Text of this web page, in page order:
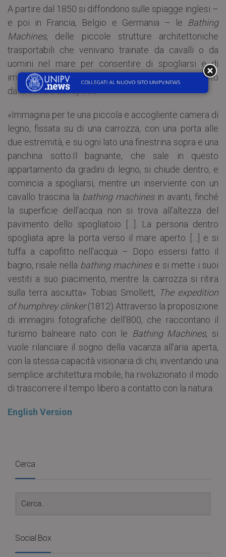
A partire dal 1850 si diffondono sulle spiagge inglesi –
e poi in Francia, Belgio e Germania – le Bathing
Machines, delle piccole strutture architettoniche
trasportabili che venivano trainate da cavalli o da
uomini nel mare per consentire di spogliarsi e di
immergersi in acqua rispettando il pudore richiesto
dalla cultura dell’epoca.
«Immagina per te una piccola e accogliente camera di
legno, fissata su di una carrozza, con una porta alle
due estremità, e su ogni lato una finestrina sopra e una
panchina sotto.Il bagnante, che sale in questo
appartamento da gradini di legno, si chiude dentro, e
comincia a spogliarsi, mentre un inserviente con un
cavallo trascina la bathing machinesin avanti, finché
la superficie dell’acqua non si trova all’altezza del
pavimento dello spogliatoio […]. La persona dentro
spogliata apre la porta verso il mare aperto […] e si
tuffa a capofitto nell’acqua – Dopo essersi fatto il
bagno, risale nella bathing machinese si mette i suoi
vestiti a suo piacimento, mentre la carrozza si ritira
sulla terra asciutta». Tobias Smollett, The expedition
of humphrey clinker(1812) Attraverso la proposizione
di immagini fotografiche dell’800, che raccontano il
turismo balneare nato con le Bathing Machines, si
vuole rilanciare il sogno della vacanza all’aria aperta,
con la stessa capacità visionaria di chi, inventando una
semplice architettura mobile, ha rivoluzionato il modo
di trascorrere il tempo libero a contatto con la natura.
English Version
Cerca
Social Box